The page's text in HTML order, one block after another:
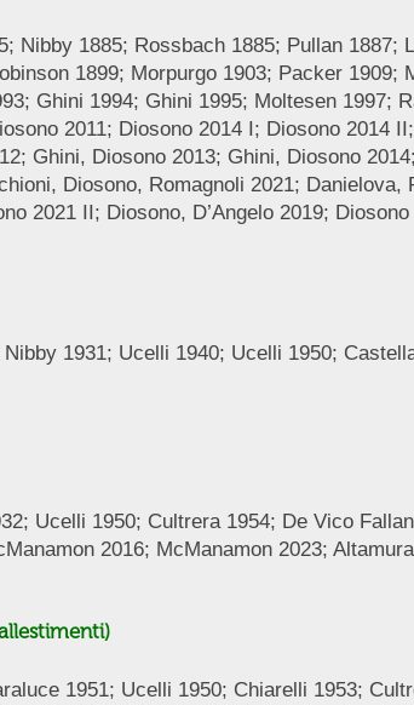
Nibby 1885; Rossbach 1885; Pullan
1899; Morpurgo 1903; Packer
Ghini 1994; Ghini 1995; Moltesen 1997;
2011; Diosono 2014 I; Diosono 2014
Ghini, Diosono 2013; Ghini, Diosono
Diosono, Romagnoli 2021;
2021 II; Diosono, D’Angelo 2019;
1931; Ucelli 1940; Ucelli 1950;
Ucelli 1950; Cultrera 1954; De Vico
2016; McManamon 2023;
1951; Ucelli 1950; Chiarelli 1953;